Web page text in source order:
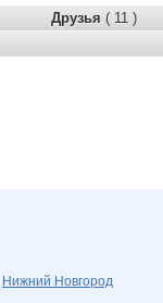
Друзья ( 11 )
Нижний Новгород